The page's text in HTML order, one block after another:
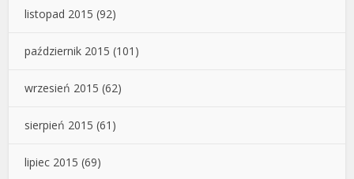
listopad 2015 (92)
październik 2015 (101)
wrzesień 2015 (62)
sierpień 2015 (61)
lipiec 2015 (69)